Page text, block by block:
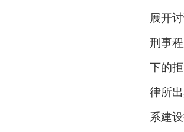
展开
刑事
下的
律所
系建